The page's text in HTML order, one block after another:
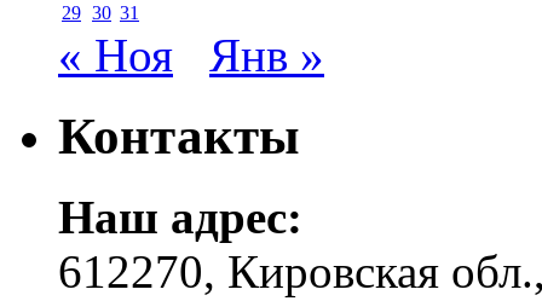
29 30 31
« Ноя Янв »
Контакты
Наш адрес:
612270, Кировская